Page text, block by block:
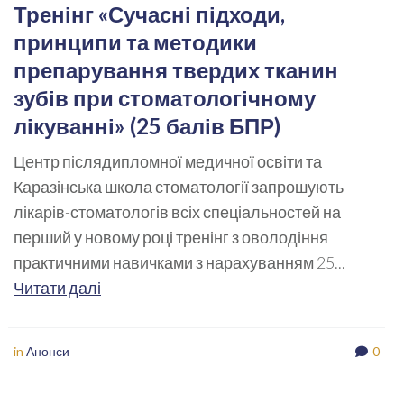
Тренінг «Сучасні підходи,
принципи та методики
препарування твердих тканин
зубів при стоматологічному
лікуванні» (25 балів БПР)
Центр післядипломної медичної освіти та
Каразінська школа стоматології запрошують
лікарів-стоматологів всіх спеціальностей на
перший у новому році тренінг з оволодіння
практичними навичками з нарахуванням 25...
Читати далі
in Анонси 0